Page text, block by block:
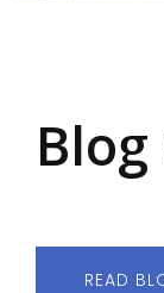
READ